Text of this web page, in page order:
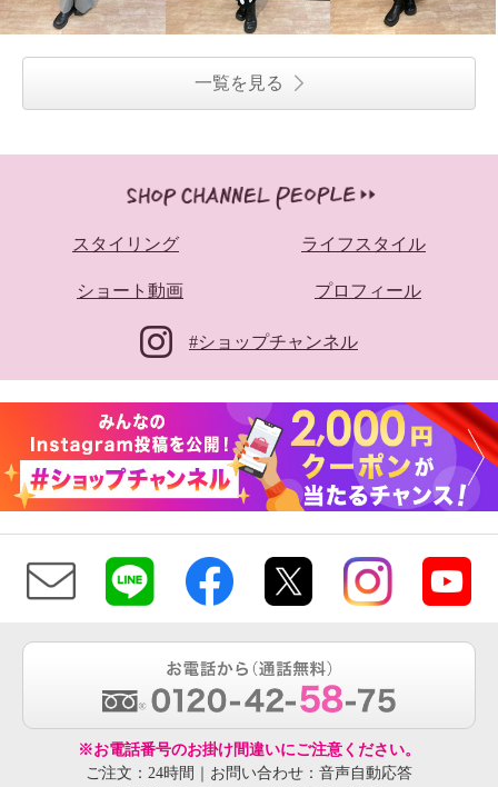
一覧を見る
スタイリング ライフスタイル
ショート動画 プロフィール
#ショップチャンネル
※お電話番号のお掛け間違いにご注意ください。
ご注文：24時間｜お問い合わせ：音声自動応答